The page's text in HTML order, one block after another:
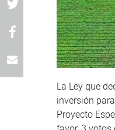
La Ley que
inversión
Proyecto